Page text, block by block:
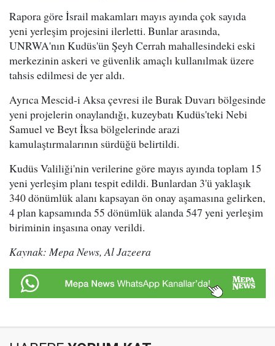
Rapora göre İsrail makamları mayıs ayında çok sayıda
yeni yerleşim projesini ilerletti. Bunlar arasında,
UNRWA'nın Kudüs'ün Şeyh Cerrah mahallesindeki eski
merkezinin askeri ve güvenlik amaçlı kullanılmak üzere
tahsis edilmesi de yer aldı.
Ayrıca Mescid-i Aksa çevresi ile Burak Duvarı bölgesinde
yeni projelerin onaylandığı, kuzeybatı Kudüs'teki Nebi
Samuel ve Beyt İksa bölgelerinde arazi
kamulaştırmalarının sürdüğü belirtildi.
Kudüs Valiliği'nin verilerine göre mayıs ayında toplam 15
yeni yerleşim planı tespit edildi. Bunlardan 3'ü yaklaşık
340 dönümlük alanı kapsayan ön onay aşamasına gelirken,
4 plan kapsamında 55 dönümlük alanda 547 yeni yerleşim
biriminin inşasına onay verildi.
Kaynak: Mepa News, Al Jazeera